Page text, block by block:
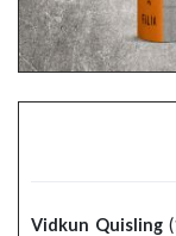
Vidkun Quisling